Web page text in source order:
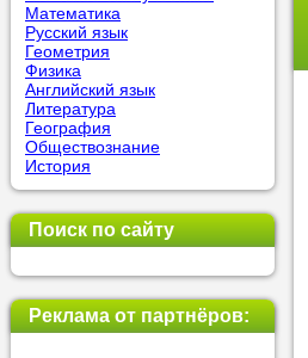
Математика
Русский язык
Геометрия
Физика
Английский язык
Литература
География
Обществознание
История
Поиск по сайту
Реклама от партнёров: